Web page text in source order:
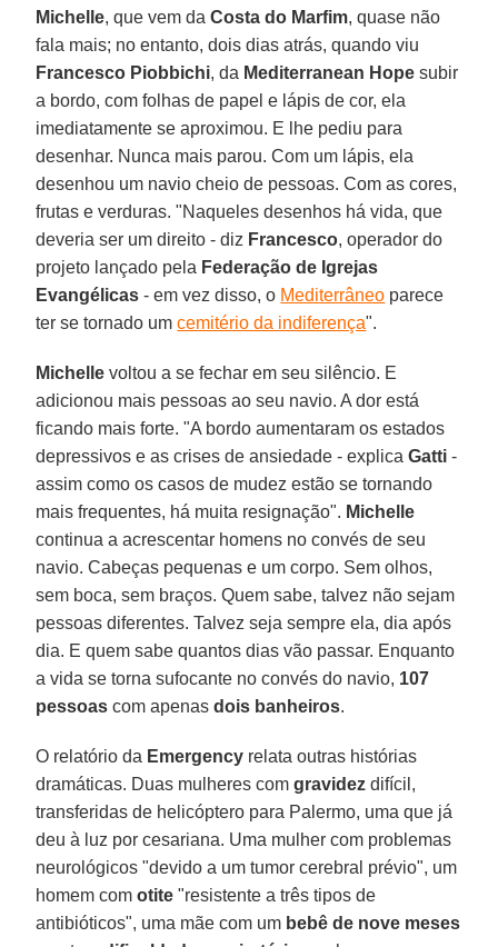
Michelle, que vem daCosta do Marfim, quase não
fala mais; no entanto, dois dias atrás, quando viu
Francesco Piobbichi, da Mediterranean Hope subir
a bordo, com folhas de papel e lápis de cor, ela
imediatamente se aproximou. E lhe pediu para
desenhar. Nunca mais parou. Com um lápis, ela
desenhou um navio cheio de pessoas. Com as cores,
frutas e verduras. "Naqueles desenhos há vida, que
deveria ser um direito - diz Francesco, operador do
projeto lançado pela Federação de Igrejas
Evangélicas - em vez disso, o Mediterrâneo parece
ter se tornado umcemitério da indiferença".
Michelle voltou a se fechar em seu silêncio. E
adicionou mais pessoas ao seu navio. A dor está
ficando mais forte. "A bordo aumentaram os estados
depressivos e as crises de ansiedade - explicaGatti -
assim como os casos de mudez estão se tornando
mais frequentes, há muita resignação". Michelle
continua a acrescentar homens no convés de seu
navio. Cabeças pequenas e um corpo. Sem olhos,
sem boca, sem braços. Quem sabe, talvez não sejam
pessoas diferentes. Talvez seja sempre ela, dia após
dia. E quem sabe quantos dias vão passar. Enquanto
a vida se torna sufocante no convés do navio, 107
pessoas com apenasdois banheiros.
O relatório da Emergency relata outras histórias
dramáticas. Duas mulheres comgravidez difícil,
transferidas de helicóptero para Palermo, uma que já
deu à luz por cesariana. Uma mulher com problemas
neurológicos "devido a um tumor cerebral prévio", um
homem comotite "resistente a três tipos de
antibióticos", uma mãe com um bebê de nove meses